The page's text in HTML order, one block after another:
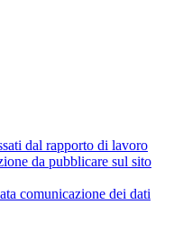
dal rapporto di lavoro
da pubblicare sul sito
comunicazione dei dati